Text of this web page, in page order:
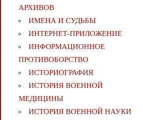
АРХИВОВ
ИМЕНА И СУДЬБЫ
ИНТЕРНЕТ-ПРИЛОЖЕНИЕ
ИНФОРМАЦИОННОЕ
ПРОТИВОБОРСТВО
ИСТОРИОГРАФИЯ
ИСТОРИЯ ВОЕННОЙ
МЕДИЦИНЫ
ИСТОРИЯ ВОЕННОЙ НАУКИ